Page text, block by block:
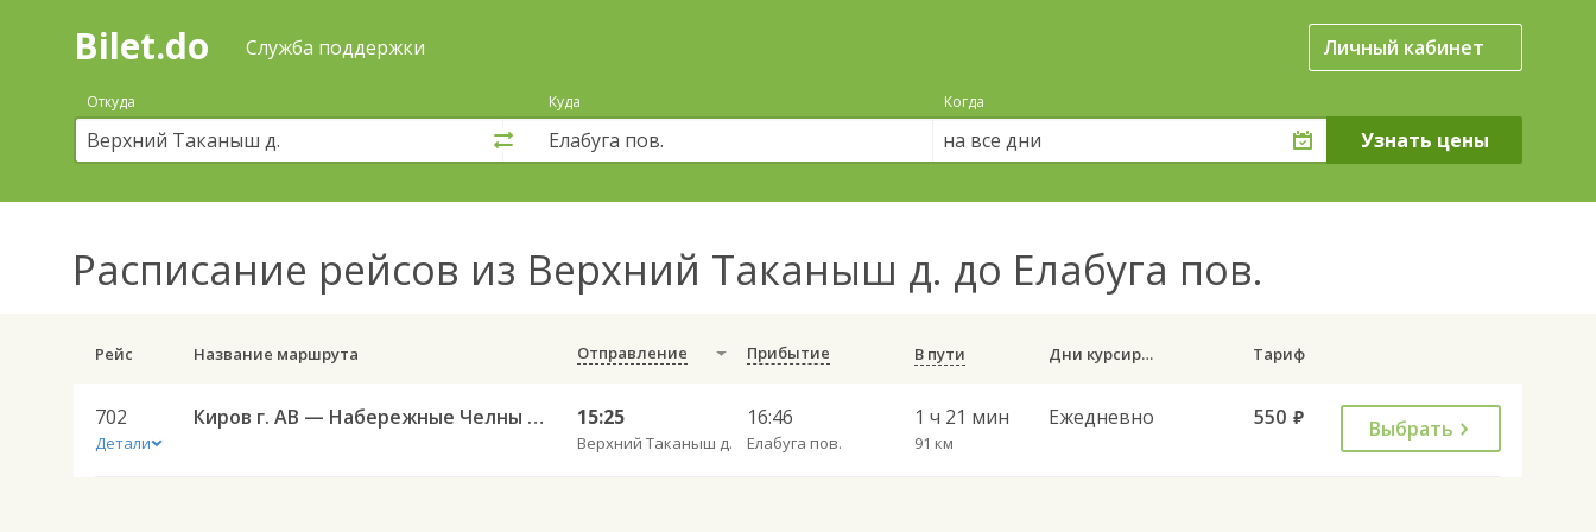
Поиск
покупка
билетов
автобус
онлайн
Bilet.do Служба поддержки Личный кабинет
Откуда Куда Когда
на все дни
Расписание рейсов из Верхний Таканыш д. до Елабуга пов.
Рейс Название маршрута Отправление Прибытие В пути Дни курсирования Тариф
702
Детали
Киров г. АВ — Набережные Челны АВ 702 15:25
Верхний Таканыш д.
16:46
Елабуга пов.
1 ч 21 мин
91 км
Ежедневно 550 руб. Выбрать